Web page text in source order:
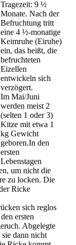
Tragezeit: 9 ½
Monate. Nach der
Befruchtung tritt
eine 4 ½-monatige
Keimruhe (Eiruhe)
ein, das heißt, die
befruchteten
Eizellen
entwickeln sich
verzögert.
Im Mai/Juni
werden meist 2
(selten 1 oder 3)
Kitze mit etwa 1
kg Gewicht
geboren.In den
ersten
Lebenstagen
um nicht die
zu locken. Die
Ricke
sich reglos
ersten
Abgelegte
dann nicht